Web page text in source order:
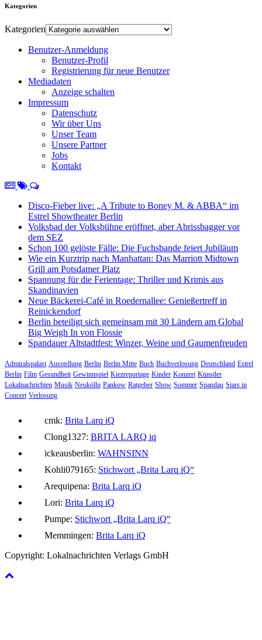
Kategorien
Kategorien
Benutzer-Anmeldung
Benutzer-Profil
Registrierung für neue Benutzer
Mediadaten
Anzeige schalten
Impressum
Datenschutz
Wir über Uns
Unser Team
Unsere Partner
Jobs
Kontakt
Disco-Fieber live: „A Tribute to Boney M. & ABBA“ im
Estrel Showtheater Berlin
Volksbad der Volksbühne eröffnet, aber Abrissbagger vor
dem SEZ
Schon 100 gelöste Fälle: Die Fuchsbande feiert Jubiläum
Wie ein Kurztrip nach Manhattan: Das Marriott Midtown
Grill am Potsdamer Platz
Spannung für die Ferientage: Thriller und Krimis aus
Skandinavien
Neue Bäckerei-Café in Roedernallee: Genießertreff in
Reinickendorf
Berlin beteiligt sich gemeinsam mit 30 Ländern am Global
Big Weigh In von Flossie
Spandauer Altstadtfest: Winzer, Weine und Gaumenfreuden
Admiralspalast Ausstellung Berlin Berlin Mitte Buch Buchverlosung Deutschland Estrel
Berlin Film Gesundheit Gewinnspiel Kiezreportage Kinder Konzert Künstler
Lokalnachrichten Musik Neukölln Pankow Ratgeber Show Sommer Spandau Stars in
Concert Verlosung
cmk: Brita Larq iQ
Clong1327: BRITA LARQ iq
ickeausberlin: WAHNSINN
Kohli079165: Stichwort „Brita Larq iQ“
Arequipena: Brita Larq iQ
Lori: Brita Larq iQ
Pumpe: Stichwort „Brita Larq iQ“
Memmingen: Brita Larq iQ
Copyright: Lokalnachrichten Verlags GmbH